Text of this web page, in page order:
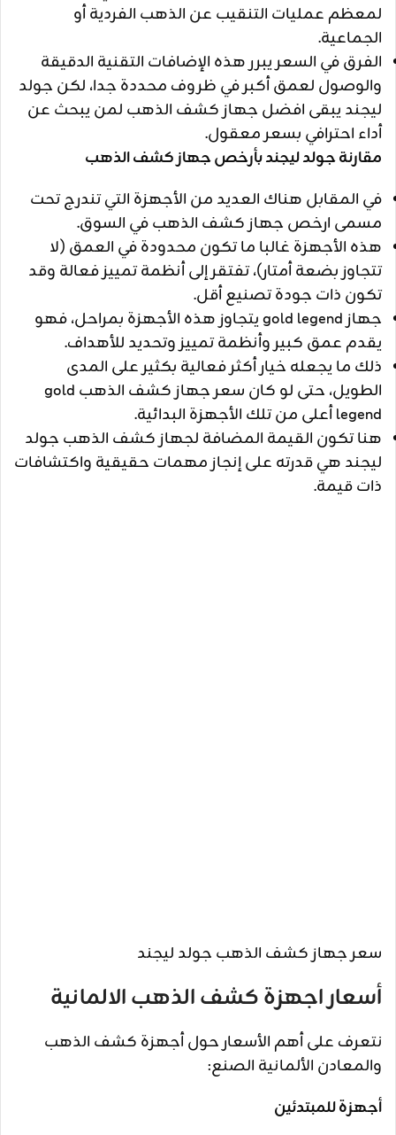
لمعظم عمليات التنقيب عن الذهب الفردية أو
الجماعية.
الفرق في السعر يبرر هذه الإضافات التقنية الدقيقة
والوصول لعمق أكبر في ظروف محددة جدا، لكن جولد
ليجند يبقى افضل جهاز كشف الذهب لمن يبحث عن
أداء احترافي بسعر معقول.
مقارنة جولد ليجند بأرخص جهاز كشف الذهب
في المقابل هناك العديد من الأجهزة التي تندرج تحت
مسمى ارخص جهاز كشف الذهب في السوق.
هذه الأجهزة غالبا ما تكون محدودة في العمق (لا
تتجاوز بضعة أمتار)، تفتقر إلى أنظمة تمييز فعالة وقد
تكون ذات جودة تصنيع أقل.
جهاز gold legend يتجاوز هذه الأجهزة بمراحل، فهو
يقدم عمق كبير وأنظمة تمييز وتحديد للأهداف.
ذلك ما يجعله خيار أكثر فعالية بكثير على المدى
الطويل، حتى لو كان سعر جهاز كشف الذهب gold
legend أعلى من تلك الأجهزة البدائية.
هنا تكون القيمة المضافة لجهاز كشف الذهب جولد
ليجند هي قدرته على إنجاز مهمات حقيقية واكتشافات
ذات قيمة.
سعر جهاز كشف الذهب جولد ليجند
أسعار اجهزة كشف الذهب الالمانية
نتعرف على أهم الأسعار حول أجهزة كشف الذهب
والمعادن الألمانية الصنع:
أجهزة للمبتدئين